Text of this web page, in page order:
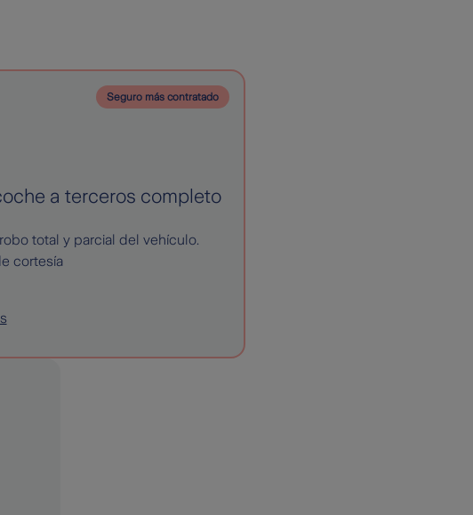
Seguro más contratado
a terceros completo
total y parcial del vehículo.
cortesía